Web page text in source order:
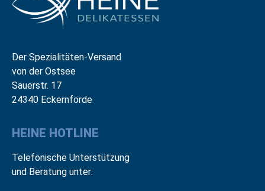
Der Spezialitäten-Versand
von der Ostsee
Sauerstr. 17
24340 Eckernförde
HEINE HOTLINE
Telefonische Unterstützung
und Beratung unter: